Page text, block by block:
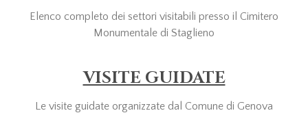
Elenco completo dei settori visitabili presso il Cimitero
Monumentale di Staglieno
VISITE GUIDATE
Le visite guidate organizzate dal Comune di Genova